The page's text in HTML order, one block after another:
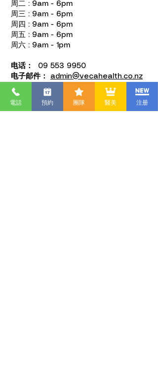
周二 : 9am - 6pm
周三 : 9am - 6pm
周四 : 9am - 6pm
周五 : 9am - 6pm
周六 : 9am - 1pm
电话：
09 553 9950
电子邮件：
admin@vecahealth.co.nz
营业时间以外诊症安排
電話 預約 團隊 醫美 注册